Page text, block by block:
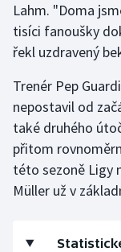
Parasport
Plážový volejbal
Ragby
Rychlobruslení
Lahm. "Doma
tisíci fanoušky
řekl uzdravený
Trenér Pep
nepostavil od
také druhého
přitom
této sezoně Ligy
Müller už v